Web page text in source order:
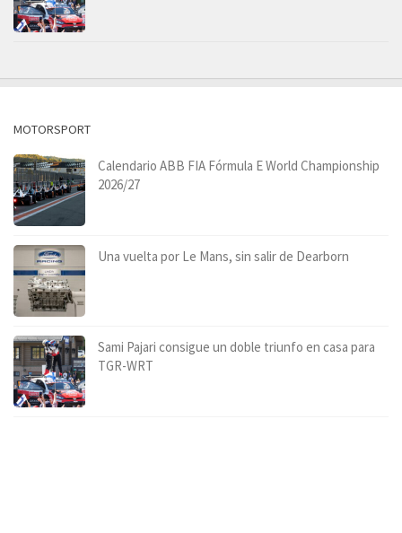
MOTORSPORT
Calendario ABB FIA Fórmula E World Championship
2026/27
Una vuelta por Le Mans, sin salir de Dearborn
Sami Pajari consigue un doble triunfo en casa para
TGR-WRT